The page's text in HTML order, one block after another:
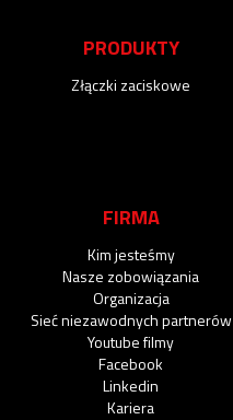
PRODUKTY
Złączki zaciskowe
FIRMA
Kim jesteśmy
Nasze zobowiązania
Organizacja
Sieć niezawodnych partnerów
Youtube filmy
Facebook
Linkedin
Kariera